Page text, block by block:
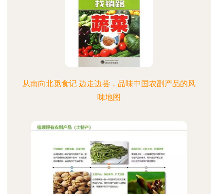
从南向北觅食记 边走边尝，品味中国农副产品的风
味地图